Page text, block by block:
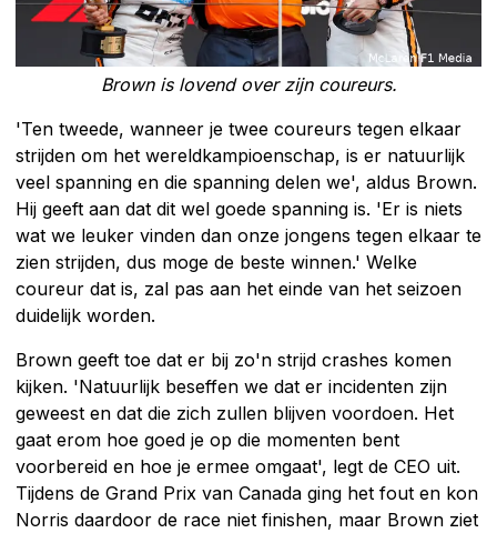
Brown is lovend over zijn coureurs.
'Ten tweede, wanneer je twee coureurs tegen elkaar
strijden om het wereldkampioenschap, is er natuurlijk
veel spanning en die spanning delen we', aldus Brown.
Hij geeft aan dat dit wel goede spanning is. 'Er is niets
wat we leuker vinden dan onze jongens tegen elkaar te
zien strijden, dus moge de beste winnen.' Welke
coureur dat is, zal pas aan het einde van het seizoen
duidelijk worden.
Brown geeft toe dat er bij zo'n strijd crashes komen
kijken. 'Natuurlijk beseffen we dat er incidenten zijn
geweest en dat die zich zullen blijven voordoen. Het
gaat erom hoe goed je op die momenten bent
voorbereid en hoe je ermee omgaat', legt de CEO uit.
Tijdens de Grand Prix van Canada ging het fout en kon
Norris daardoor de race niet finishen, maar Brown ziet